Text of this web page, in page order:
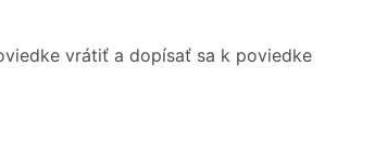
vrátiť a dopísať sa k poviedke